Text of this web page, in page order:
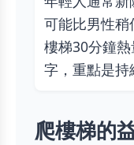
可能比男性
樓梯30分鐘
字，重點是持
爬樓梯的